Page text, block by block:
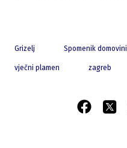
Grizelj Spomenik domovini
vječni plamen zagreb